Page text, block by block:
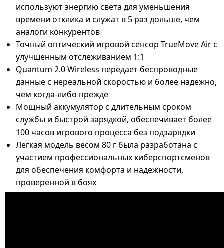
используют энергию света для уменьшения
времени отклика и служат в 5 раз дольше, чем
аналоги конкурентов
Точный оптический игровой сенсор TrueMove Air с
улучшенным отслеживанием 1:1
Quantum 2.0 Wireless передает беспроводные
данные с нереальной скоростью и более надежно,
чем когда-либо прежде
Мощный аккумулятор с длительным сроком
службы и быстрой зарядкой, обеспечивает более
100 часов игрового процесса без подзарядки
Легкая модель весом 80 г была разработана с
участием профессиональных киберспортсменов
для обеспечения комфорта и надежности,
проверенной в боях